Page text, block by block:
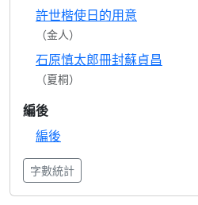
許世楷使日的用意
（金人）
石原慎太郎冊封蘇貞昌
（夏桐）
編後
編後
字數統計